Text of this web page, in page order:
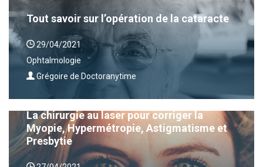
Tout savoir sur l’opération de la cataracte
29/04/2021
Ophtalmologie
Grégoire de Doctoranytime
La chirurgie au laser pour corriger la
Myopie, Hypermétropie, Astigmatisme et
Presbytie